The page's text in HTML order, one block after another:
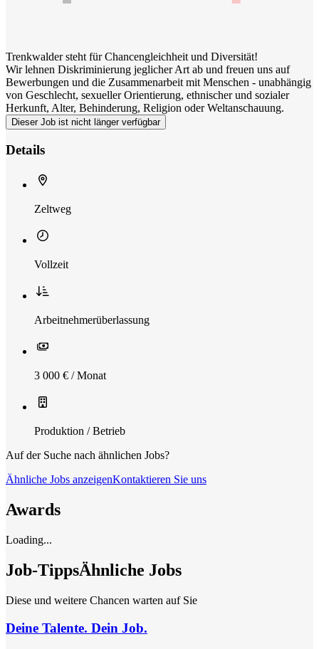
Trenkwalder steht für Chancengleichheit und Diversität!
Wir lehnen Diskriminierung jeglicher Art ab und freuen uns auf
Bewerbungen und die Zusammenarbeit mit Menschen - unabhängig
von Geschlecht, sexueller Orientierung, ethnischer und sozialer
Herkunft, Alter, Behinderung, Religion oder Weltanschauung.
Dieser Job ist nicht länger verfügbar
Details
Zeltweg
Vollzeit
Arbeitnehmerüberlassung
3 000 € / Monat
Produktion / Betrieb
Auf der Suche nach ähnlichen Jobs?
Ähnliche Jobs anzeigenKontaktieren Sie uns
Awards
Loading...
Job-TippsÄhnliche Jobs
Diese und weitere Chancen warten auf Sie
Deine Talente. Dein Job.